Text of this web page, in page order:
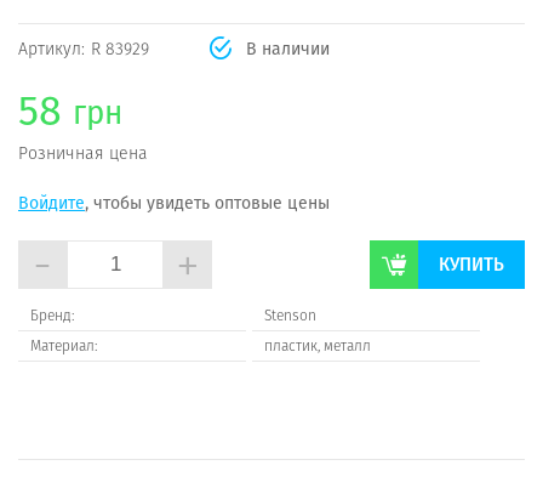
Артикул: R 83929 В наличии
58 грн
Розничная цена
Войдите, чтобы увидеть оптовые цены
- + КУПИТЬ
Бренд:
Stenson
Материал:
пластик, металл